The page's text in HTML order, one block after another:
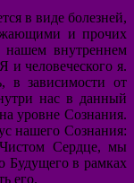
в виде болезней,
и прочих
внутреннем
и человеческого я.
в зависимости от
нас в данный
уровне Сознания.
нашего Сознания:
Сердце, мы
Будущего в рамках
его.